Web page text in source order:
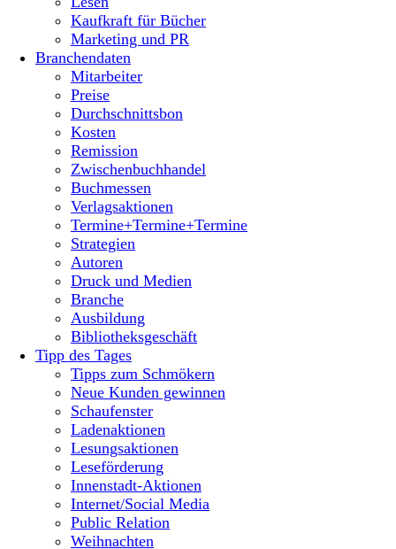
Kaufkraft für Bücher
Marketing und PR
Branchendaten
Mitarbeiter
Preise
Durchschnittsbon
Kosten
Remission
Zwischenbuchhandel
Buchmessen
Verlagsaktionen
Termine+Termine+Termine
Strategien
Autoren
Druck und Medien
Branche
Ausbildung
Bibliotheksgeschäft
Tipp des Tages
Tipps zum Schmökern
Neue Kunden gewinnen
Schaufenster
Ladenaktionen
Lesungsaktionen
Leseförderung
Innenstadt-Aktionen
Internet/Social Media
Public Relation
Weihnachten